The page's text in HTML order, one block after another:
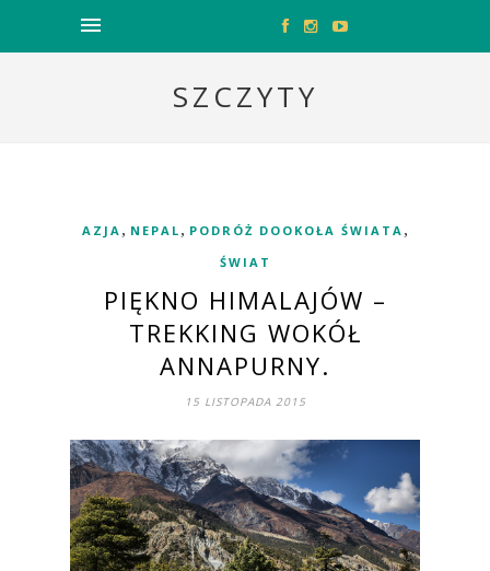
SZCZYTY
AZJA , NEPAL , PODRÓŻ DOOKOŁA ŚWIATA ,
ŚWIAT
PIĘKNO HIMALAJÓW –
TREKKING WOKÓŁ
ANNAPURNY.
15 LISTOPADA 2015